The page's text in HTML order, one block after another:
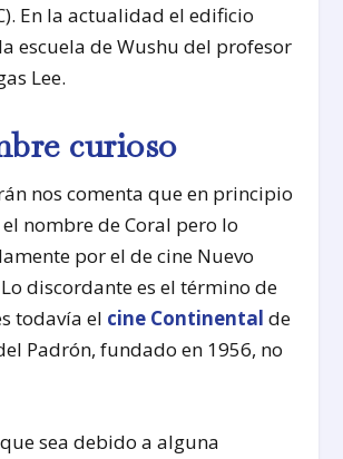
En la actualidad el edificio
escuela de Wushu del profesor
Lee.
curioso
nos comenta que en principio
nombre de Coral pero lo
por el de cine Nuevo
discordante es el término de
todavía el cine Continental de
Padrón, fundado en 1956, no
sea debido a alguna